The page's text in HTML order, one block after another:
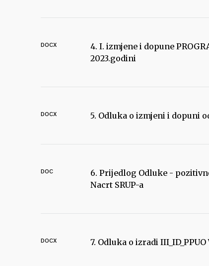
DOCX
4. I. izmjene i dopune
2023.godini
DOCX 5. Odluka o izmjeni i dopuni
DOC
6. Prijedlog Odluke -
Nacrt SRUP-a
DOCX 7. Odluka o izradi